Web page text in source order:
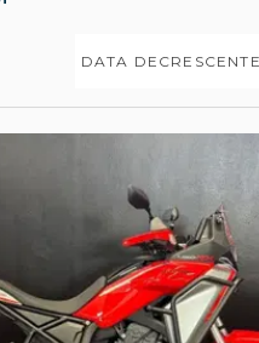
DATA DECRESCENTE